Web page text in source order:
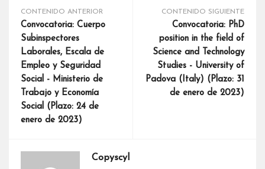
CONTENIDO ANTERIOR
Convocatoria: Cuerpo
Subinspectores
Laborales, Escala de
Empleo y Seguridad
Social - Ministerio de
Trabajo y Economía
Social (Plazo: 24 de
enero de 2023)
CONTENIDO SIGUIENTE
Convocatoria: PhD
position in the field of
Science and Technology
Studies - University of
Padova (Italy) (Plazo: 31
de enero de 2023)
Copyscyl